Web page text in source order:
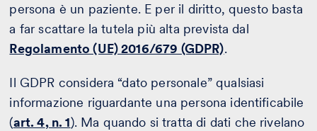
persona è un paziente. E per il diritto, questo basta
a far scattare la tutela più alta prevista dal
Regolamento (UE) 2016/679 (GDPR).
Il GDPR considera “dato personale” qualsiasi
informazione riguardante una persona identificabile
(art. 4, n. 1). Ma quando si tratta di dati che rivelano